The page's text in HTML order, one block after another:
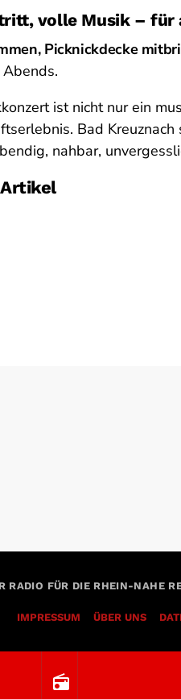
radio
volle Musik – für
Picknickdecke
ist nicht nur ein
Bad
nahbar,
RADIO FÜR DIE RHEIN-NAHE
IMPRESSUM ÜBER UNS